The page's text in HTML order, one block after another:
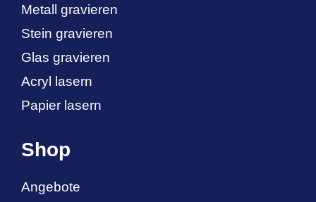
Metall gravieren
Stein gravieren
Glas gravieren
Acryl lasern
Papier lasern
Shop
Angebote